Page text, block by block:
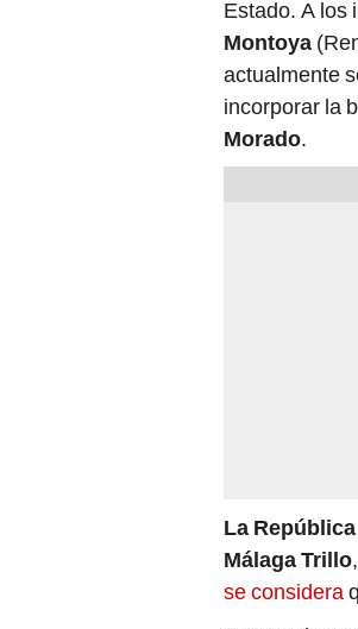
Montoya
actualmente
incorporar la
Morado.
Málaga Trillo
se considera
Como primer